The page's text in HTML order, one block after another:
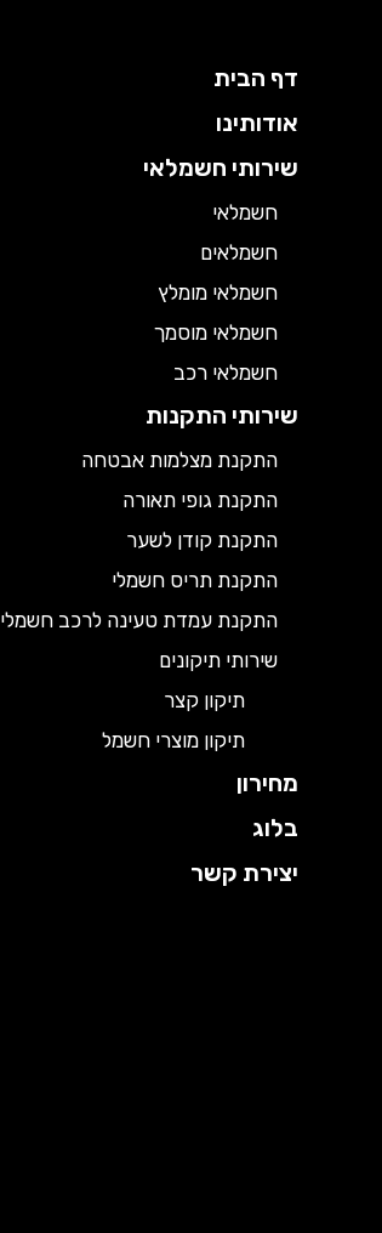
דף הבית
אודותינו
שירותי חשמלאי
חשמלאי
חשמלאים
חשמלאי מומלץ
חשמלאי מוסמך
חשמלאי רכב
שירותי התקנות
התקנת מצלמות אבטחה
התקנת גופי תאורה
התקנת קודן לשער
התקנת תריס חשמלי
התקנת עמדת טעינה לרכב חשמלי
שירותי תיקונים
תיקון קצר
תיקון מוצרי חשמל
מחירון
בלוג
יצירת קשר